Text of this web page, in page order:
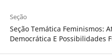
Seção
Seção Temática Feminismos:
Democrática E Possibilidades